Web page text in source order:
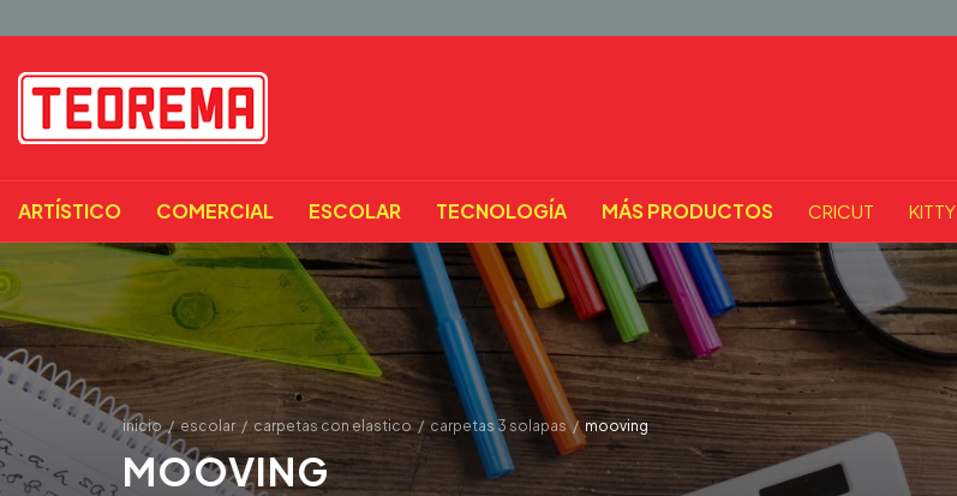
ARTÍSTICO COMERCIAL ESCOLAR TECNOLOGÍA MÁS PRODUCTOS CRICUT KITTY
inicio / escolar / carpetas con elastico / carpetas 3 solapas / mooving
MOOVING